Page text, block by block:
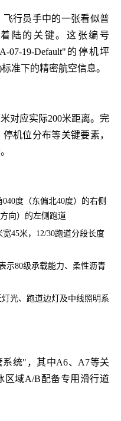
行员手中的一张看似普
陆的关键。这张编号
07-19-Default"的停机坪
准下的精密航空信息。
对应实际200米距离。完
机位分布等关键要素，
度（东偏北40度）的右侧
向）的左侧跑道
宽45米，12/30跑道分段长度
示80级承载能力、柔性沥青
光、跑道边灯及中线照明系
统"，其中A6、A7等关
区域A/B配备专用滑行道